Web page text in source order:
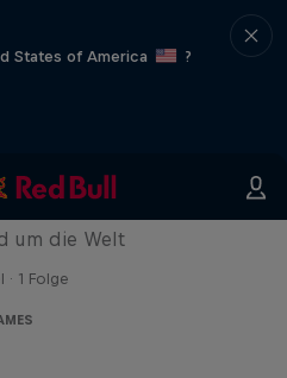
States of America
?
Game
um die Welt
· 1 Folge